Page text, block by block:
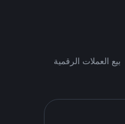
بيع العملات الرقمية